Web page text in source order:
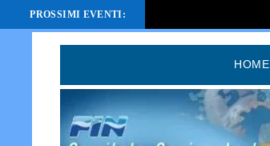
HOME
PROSSIMI EVENTI: